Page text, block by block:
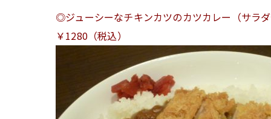
◎ジューシーなチキンカツのカツカレー（サラ
￥1280（税込）